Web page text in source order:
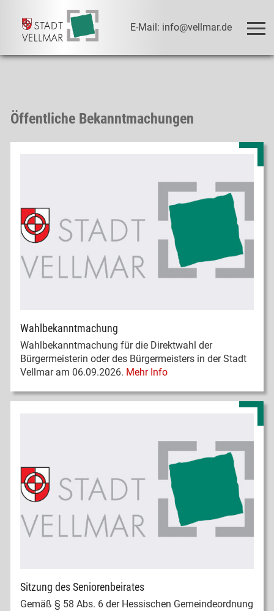
E-Mail: info@vellmar.de
Öffentliche Bekanntmachungen
Wahlbekanntmachung
Wahlbekanntmachung für die Direktwahl der
Bürgermeisterin oder des Bürgermeisters in der Stadt
Vellmar am 06.09.2026. Mehr Info
Sitzung des Seniorenbeirates
Gemäß § 58 Abs. 6 der Hessischen Gemeindeordnung